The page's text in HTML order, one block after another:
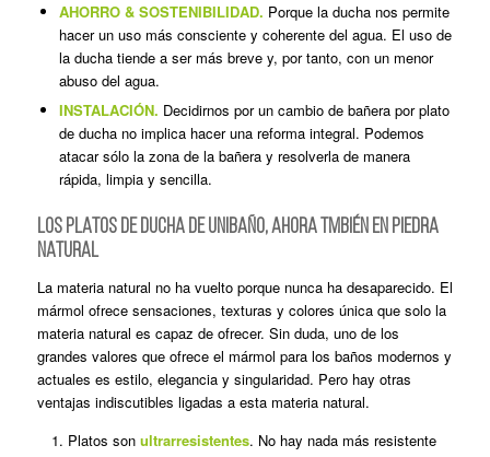
AHORRO & SOSTENIBILIDAD. Porque la ducha nos permite
hacer un uso más consciente y coherente del agua. El uso de
la ducha tiende a ser más breve y, por tanto, con un menor
abuso del agua.
INSTALACIÓN. Decidirnos por un cambio de bañera por plato
de ducha no implica hacer una reforma integral. Podemos
atacar sólo la zona de la bañera y resolverla de manera
rápida, limpia y sencilla.
LOS PLATOS DE DUCHA DE UNIBAÑO, AHORA TMBIÉN EN PIEDRA
NATURAL
La materia natural no ha vuelto porque nunca ha desaparecido. El
mármol ofrece sensaciones, texturas y colores única que solo la
materia natural es capaz de ofrecer. Sin duda, uno de los
grandes valores que ofrece el mármol para los baños modernos y
actuales es estilo, elegancia y singularidad. Pero hay otras
ventajas indiscutibles ligadas a esta materia natural.
Platos son ultrarresistentes. No hay nada más resistente